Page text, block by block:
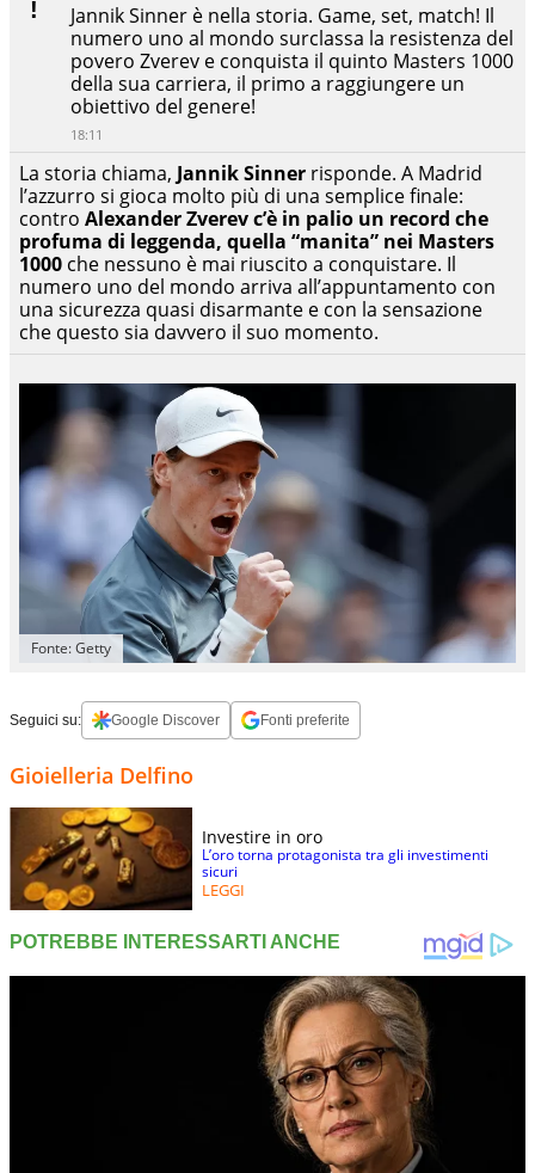
Jannik Sinner è nella storia. Game, set, match! Il
numero uno al mondo surclassa la resistenza del
povero Zverev e conquista il quinto Masters 1000
della sua carriera, il primo a raggiungere un
obiettivo del genere!
18:11
La storia chiama, Jannik Sinner risponde. A Madrid
l’azzurro si gioca molto più di una semplice finale:
contro Alexander Zverev c’è in palio un record che
profuma di leggenda, quella “manita” nei Masters
1000 che nessuno è mai riuscito a conquistare. Il
numero uno del mondo arriva all’appuntamento con
una sicurezza quasi disarmante e con la sensazione
che questo sia davvero il suo momento.
Fonte: Getty
Seguici su: Google Discover Fonti preferite
Gioielleria Delfino
Investire in oro
L’oro torna protagonista tra gli investimenti
sicuri
LEGGI